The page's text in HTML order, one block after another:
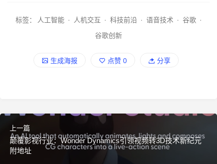
标签： 人工智能 · 人机交互 · 科技前沿 · 语音技术 · 谷歌 ·
谷歌创新
生成海报 点赞 0 分享
上一篇
颠覆影视行业：Wonder Dynamics引领视频转3D技术新纪元
附地址